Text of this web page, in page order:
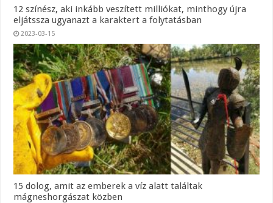
12 színész, aki inkább veszített milliókat, minthogy újra
eljátssza ugyanazt a karaktert a folytatásban
2023-03-15
15 dolog, amit az emberek a víz alatt találtak
mágneshorgászat közben